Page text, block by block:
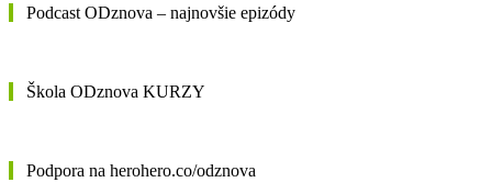
Podcast ODznova – najnovšie epizódy
Škola ODznova KURZY
Podpora na herohero.co/odznova